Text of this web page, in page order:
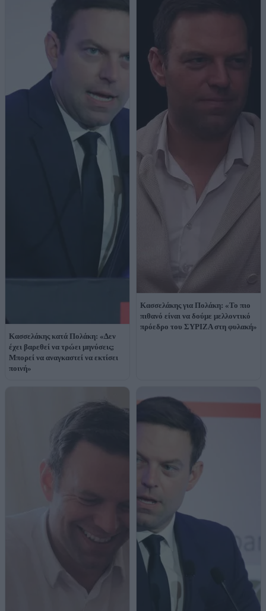
Κασσελάκης κατά Πολάκη: «Δεν
έχει βαρεθεί να τρώει μηνύσεις;
Μπορεί να αναγκαστεί να εκτίσει
ποινή»
Κασσελάκης για Πολάκη: «Το πιο
πιθανό είναι να δούμε μελλοντικό
πρόεδρο του ΣΥΡΙΖΑ στη φυλακή»